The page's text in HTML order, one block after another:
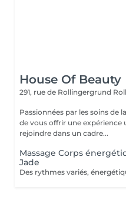
House Of Beauty
291, rue de Rollingergrund
Passionnées par les soins de
de vous offrir une expérience
rejoindre dans un cadre...
Massage Corps
Jade